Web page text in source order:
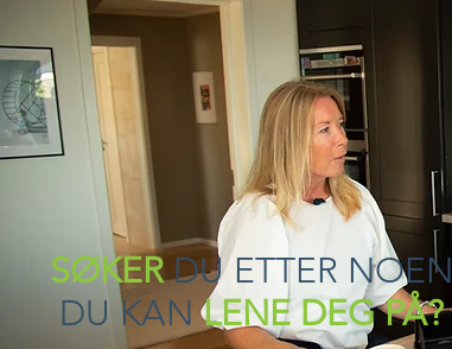
SØKER DU ETTER NOEN
DU KAN LENE DEG PÅ?